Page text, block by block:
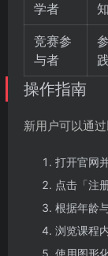
学者
竞赛参
与者
操作指南
新用户可以通
打开官网
点击「注
根据年龄
浏览课程